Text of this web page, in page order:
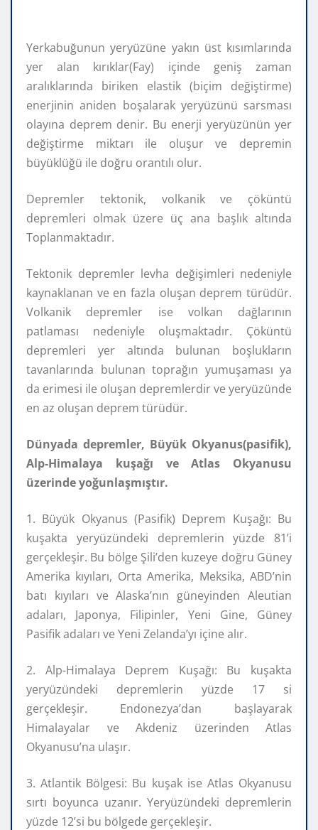
Yerkabuğunun yeryüzüne yakın üst kısımlarında
yer alan kırıklar(Fay) içinde geniş zaman
aralıklarında biriken elastik (biçim değiştirme)
enerjinin aniden boşalarak yeryüzünü sarsması
olayına deprem denir. Bu enerji yeryüzünün yer
değiştirme miktarı ile oluşur ve depremin
büyüklüğü ile doğru orantılı olur.
Depremler tektonik, volkanik ve çöküntü
depremleri olmak üzere üç ana başlık altında
Toplanmaktadır.
Tektonik depremler levha değişimleri nedeniyle
kaynaklanan ve en fazla oluşan deprem türüdür.
Volkanik depremler ise volkan dağlarının
patlaması nedeniyle oluşmaktadır. Çöküntü
depremleri yer altında bulunan boşlukların
tavanlarında bulunan toprağın yumuşaması ya
da erimesi ile oluşan depremlerdir ve yeryüzünde
en az oluşan deprem türüdür.
Dünyada depremler, Büyük Okyanus(pasifik),
Alp-Himalaya kuşağı ve Atlas Okyanusu
üzerinde yoğunlaşmıştır.
1. Büyük Okyanus (Pasifik) Deprem Kuşağı: Bu
kuşakta yeryüzündeki depremlerin yüzde 81’i
gerçekleşir. Bu bölge Şili’den kuzeye doğru Güney
Amerika kıyıları, Orta Amerika, Meksika, ABD’nin
batı kıyıları ve Alaska’nın güneyinden Aleutian
adaları, Japonya, Filipinler, Yeni Gine, Güney
Pasifik adaları ve Yeni Zelanda’yı içine alır.
2. Alp-Himalaya Deprem Kuşağı: Bu kuşakta
yeryüzündeki depremlerin yüzde 17 si
gerçekleşir. Endonezya’dan başlayarak
Himalayalar ve Akdeniz üzerinden Atlas
Okyanusu’na ulaşır.
3. Atlantik Bölgesi: Bu kuşak ise Atlas Okyanusu
sırtı boyunca uzanır. Yeryüzündeki depremlerin
yüzde 12’si bu bölgede gerçekleşir.